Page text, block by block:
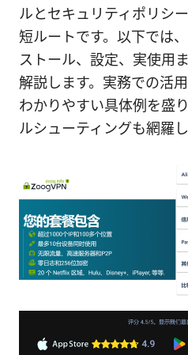
ルとセキュリティポリシ
短ルートです。以下では
ストール、設定、実使用
解説します。実務での活
わかりやすい具体例を盛
ルシューティングも網羅し